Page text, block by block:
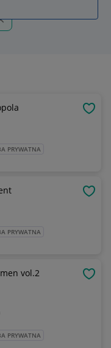
PRYWATNA
PRYWATNA
vol.2
PRYWATNA